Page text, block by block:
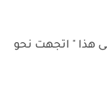
هذا " اتجهت نحو